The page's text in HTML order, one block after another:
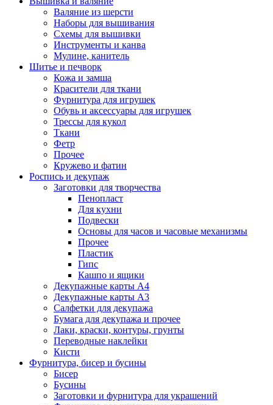
Валяние из шерсти
Наборы для вышивания
Схемы для вышивки
Инструменты и канва
Мулине, канитель
Шитье и печворк
Кожа и замша
Красители для ткани
Фурнитура для игрушек
Обувь и аксессуары для игрушек
Трессы для кукол
Ткани
Фетр
Прочее
Кружево и фатин
Роспись и декупаж
Заготовки для творчества
Пенопласт
Для кухни
Подвески
Основы для часов и часовые механизмы
Прочее
Пластик
Гипс
Кашпо и ящики
Декупажные карты А4
Декупажные карты А3
Салфетки для декупажа
Бумага для декупажа и прочее
Лаки, краски, контуры, грунты
Переводные наклейки
Кисти
Фурнитура, бисер и бусины
Бисер
Бусины
Заготовки и фурнитура для украшений